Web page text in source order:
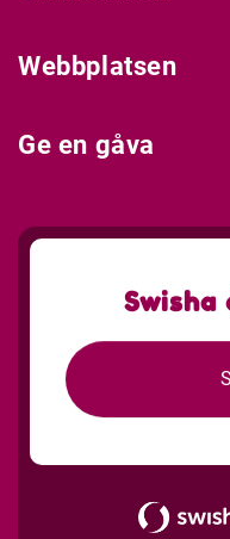
Webbplatsen
Ge en gåva
Swisha